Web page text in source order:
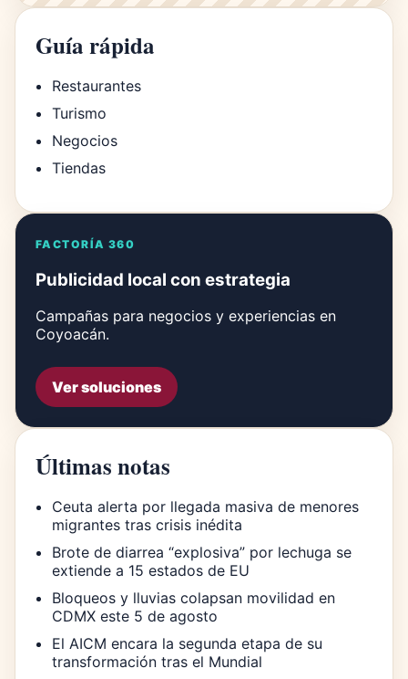
Guía rápida
Restaurantes
Turismo
Negocios
Tiendas
FACTORÍA 360
Publicidad local con estrategia
Campañas para negocios y experiencias en
Coyoacán.
Ver soluciones
Últimas notas
Ceuta alerta por llegada masiva de menores
migrantes tras crisis inédita
Brote de diarrea “explosiva” por lechuga se
extiende a 15 estados de EU
Bloqueos y lluvias colapsan movilidad en
CDMX este 5 de agosto
El AICM encara la segunda etapa de su
transformación tras el Mundial